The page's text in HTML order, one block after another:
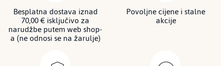
Besplatna dostava iznad
70,00 € isključivo za
narudžbe putem web shop-
a (ne odnosi se na žarulje)
Povoljne cijene i stalne
akcije